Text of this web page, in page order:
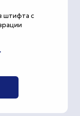
штифта с